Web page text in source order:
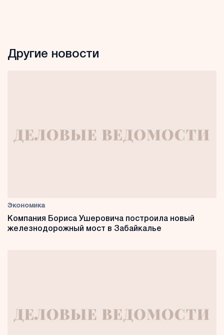
Другие новости
Экономика
Компания Бориса Ушеровича построила новый
железнодорожный мост в Забайкалье